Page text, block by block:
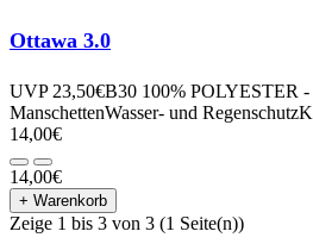
Ottawa 3.0
UVP 23,50€B30 100% POLYESTER -
ManschettenWasser- und
14,00€
14,00€
+ Warenkorb
Zeige 1 bis 3 von 3 (1 Seite(n))